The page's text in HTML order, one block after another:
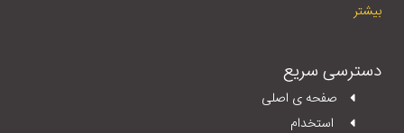
بیشتر
دسترسی سریع
صفحه ی اصلی
استخدام